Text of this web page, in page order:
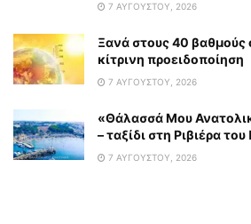
7 ΑΥΓΟΎΣΤΟΥ, 2026
Ξανά στους 40 βαθμούς
κίτρινη προειδοποίηση
7 ΑΥΓΟΎΣΤΟΥ, 2026
«Θάλασσά Μου
– ταξίδι στη Ριβιέρα
7 ΑΥΓΟΎΣΤΟΥ, 2026